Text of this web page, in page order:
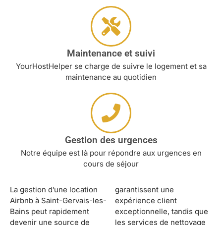
Maintenance et suivi
YourHostHelper se charge de suivre le logement et sa
maintenance au quotidien
Gestion des urgences
Notre équipe est là pour répondre aux urgences en
cours de séjour
La gestion d’une location
Airbnb à Saint-Gervais-les-
Bains peut rapidement
devenir une source de
garantissent une
expérience client
exceptionnelle, tandis que
les services de nettoyage